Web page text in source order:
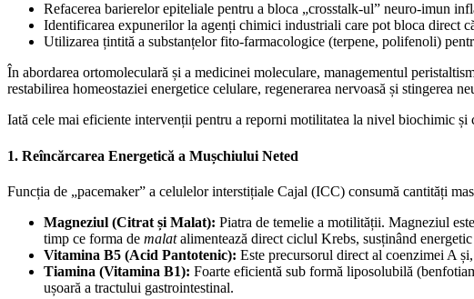
​Refacerea barierelor epiteliale pentru a bloca „crosstalk-ul” neuro-imun
​Identificarea expunerilor la agenți chimici industriali care pot bloca direct
​Utilizarea țintită a substanțelor fito-farmacologice (terpene, polifenoli)
În abordarea ortomoleculară și a medicinei moleculare, managementul
restabilirea homeostaziei energetice celulare, regenerarea nervoasă și stingerea
​Iată cele mai eficiente intervenții pentru a reporni motilitatea la nivel biochimic și
​1. Reîncărcarea Energetică a Mușchiului Neted
​Funcția de „pacemaker” a celulelor interstițiale Cajal (ICC) consumă cantități
Magneziul (Citrat și Malat): Piatra de temelie a motilității. Magneziul
timp ce forma de malatalimentează direct ciclul Krebs, susținând
Vitamina B5 (Acid Pantotenic): Este precursorul direct al coenzimei A
Tiamina (Vitamina B1): Foarte eficientă sub formă liposolubilă
ușoară a tractului gastrointestinal.